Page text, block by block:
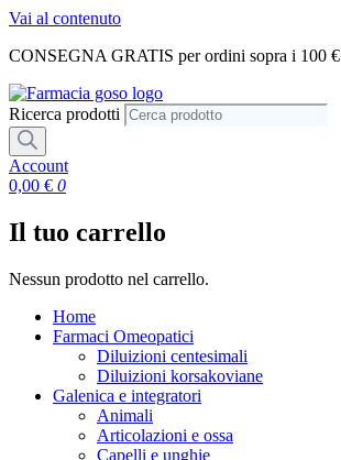
Vai al contenuto
CONSEGNA GRATIS per ordini sopra i 100 €
Ricerca prodotti
Account
0,00 € 0
Il tuo carrello
Nessun prodotto nel carrello.
Home
Farmaci Omeopatici
Diluizioni centesimali
Diluizioni korsakoviane
Galenica e integratori
Animali
Articolazioni e ossa
Capelli e unghie